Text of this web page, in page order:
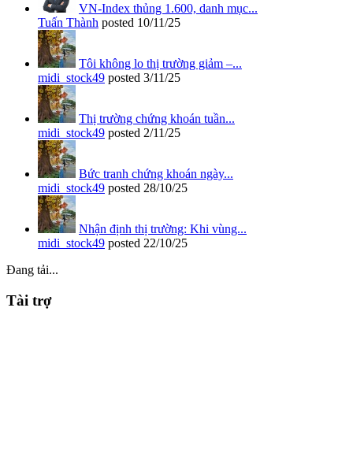
VN-Index thủng 1.600, danh mục...
Tuấn Thành posted 10/11/25
Tôi không lo thị trường giảm –...
midi_stock49 posted 3/11/25
Thị trường chứng khoán tuần...
midi_stock49 posted 2/11/25
Bức tranh chứng khoán ngày...
midi_stock49 posted 28/10/25
Nhận định thị trường: Khi vùng...
midi_stock49 posted 22/10/25
Đang tải...
Tài trợ